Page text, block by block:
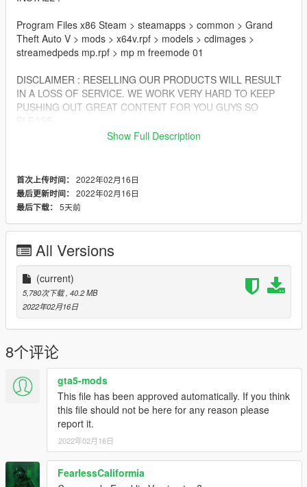
Program Files x86 Steam > steamapps > common > Grand
Theft Auto V > mods > x64v.rpf > models > cdimages >
streamedpeds mp.rpf > mp m freemode 01
DISCLAIMER : RESELLING OUR PRODUCTS WILL RESULT
IN A LOSS OF SERVICE. WE WORK VERY HARD TO KEEP
PUSHING OUT GREAT CONTENT FOR YOU GUYS SO
GIVE US THE RESPECT AND NOT RESELL OUR PRODUCTS
Show Full Description
首次上传时间： 2022年02月16日
最后更新时间： 2022年02月16日
最后下载： 5天前
All Versions
(current)
5,780次下载 , 40.2 MB
2022年02月16日
8个评论
gta5-mods
This file has been approved automatically. If you think
this file should not be here for any reason please
report it.
2022年02月16日
FearlessCaliformia